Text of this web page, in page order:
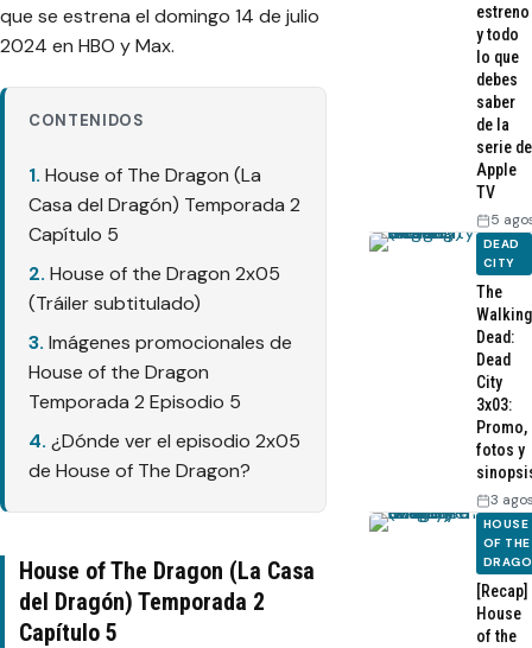
que se estrena el domingo 14 de julio
2024 en HBO y Max.
CONTENIDOS
House of The Dragon (La
Casa del Dragón) Temporada 2
Capítulo 5
House of the Dragon 2x05
(Tráiler subtitulado)
Imágenes promocionales de
House of the Dragon
Temporada 2 Episodio 5
¿Dónde ver el episodio 2x05
de House of The Dragon?
House of The Dragon (La Casa
del Dragón) Temporada 2
Capítulo 5
estreno
y todo
lo que
debes
saber
de la
serie de
Apple
TV
5
DEAD
CITY
The
Walking
Dead:
Dead
City
3x03:
Promo,
fotos y
3
HOUSE
OF THE
[Recap]
House
of the